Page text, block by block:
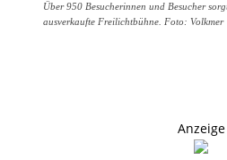
Über 950 Besucherinnen und Besucher
ausverkaufte Freilichtbühne. Foto: Volkmer
Anzeige